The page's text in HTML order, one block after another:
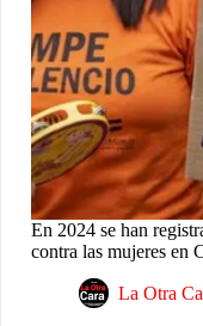
En 2024 se han
contra las mujeres en
La Otra